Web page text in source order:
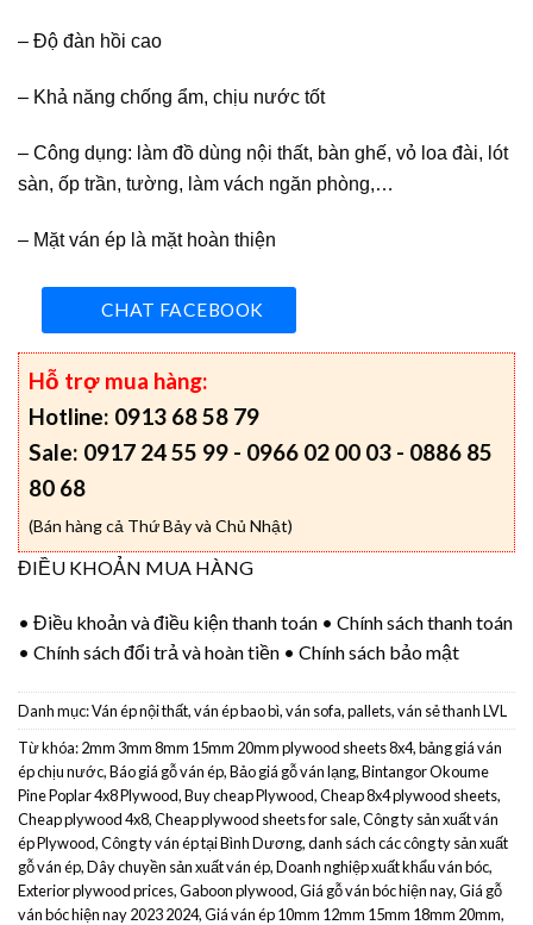
– Độ đàn hồi cao
– Khả năng chống ẩm, chịu nước tốt
– Công dụng: làm đồ dùng nội thất, bàn ghế, vỏ loa đài, lót
sàn, ốp trần, tường, làm vách ngăn phòng,…
– Mặt ván ép là mặt hoàn thiện
CHAT FACEBOOK
Hỗ trợ mua hàng:
Hotline: 0913 68 58 79
Sale: 0917 24 55 99 - 0966 02 00 03 - 0886 85
80 68
(Bán hàng cả Thứ Bảy và Chủ Nhật)
ĐIỀU KHOẢN MUA HÀNG
• Điều khoản và điều kiện thanh toán • Chính sách thanh toán
• Chính sách đổi trả và hoàn tiền • Chính sách bảo mật
Danh mục:Ván ép nội thất, ván ép bao bì, ván sofa, pallets, ván sẻ thanh LVL
Từ khóa:2mm 3mm 8mm 15mm 20mm plywood sheets 8x4,bảng giá ván
ép chịu nước,Báo giá gỗ ván ép,Bảo giá gỗ ván lạng,Bintangor Okoume
Pine Poplar 4x8 Plywood,Buy cheap Plywood,Cheap 8x4 plywood sheets,
Cheap plywood 4x8,Cheap plywood sheets for sale,Công ty sản xuất ván
ép Plywood,Công ty ván ép tại Bình Dương,danh sách các công ty sản xuất
gỗ ván ép,Dây chuyền sản xuất ván ép,Doanh nghiệp xuất khẩu ván bóc,
Exterior plywood prices,Gaboon plywood,Giá gỗ ván bóc hiện nay,Giá gỗ
ván bóc hiện nay 2023 2024,Giá ván ép 10mm 12mm 15mm 18mm 20mm,